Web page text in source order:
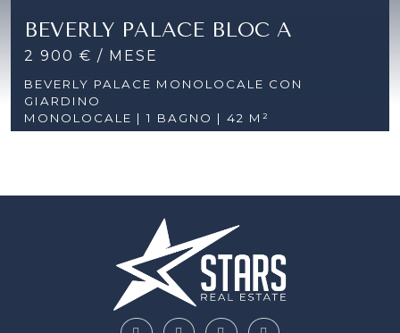
BEVERLY PALACE BLOC A
2 900 € / MESE
BEVERLY PALACE MONOLOCALE CON
GIARDINO
MONOLOCALE | 1 BAGNO | 42 M²